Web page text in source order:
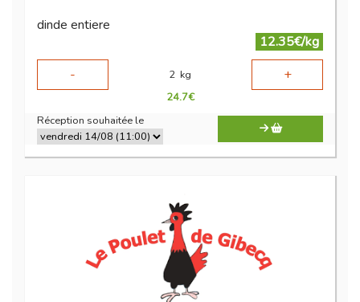
dinde entiere
12.35€/kg
-
2 kg +
24.7€
Réception souhaitée le